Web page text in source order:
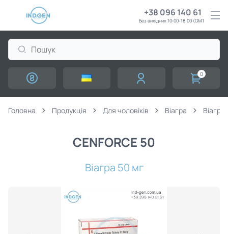
+38 096 140 61 61
Без вихідних 10:00-18:00 (GMT+3)
0
Головна Продукція Для чоловіків Віагра
CENFORCE 50
Віагра 50 мг